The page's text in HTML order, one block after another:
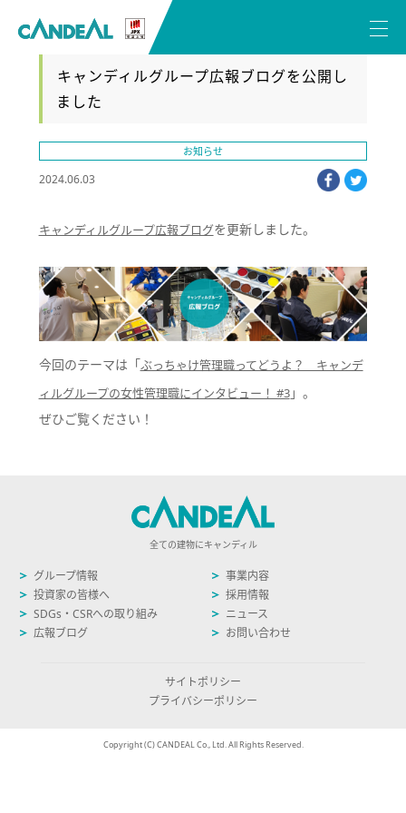
キャンディルグループ広報ブログを公開し
ました
お知らせ
2024.06.03 facebook
キャンディルグループ広報ブログを更新しました。
今回のテーマは「ぶっちゃけ管理職ってどうよ？ キャンデ
ィルグループの女性管理職にインタビュー！ #3」。
ぜひご覧ください！
グループ情報
事業内容
投資家の皆様へ
採用情報
SDGs・CSRへの取り組み
ニュース
広報ブログ
お問い合わせ
サイトポリシー
プライバシーポリシー
全ての建物にキャンディル
Copyright (C) CANDEAL Co., Ltd. All Rights Reserved.